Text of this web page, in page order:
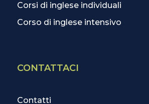
Corsi di inglese individuali
Corso di inglese intensivo
CONTATTACI
Contatti